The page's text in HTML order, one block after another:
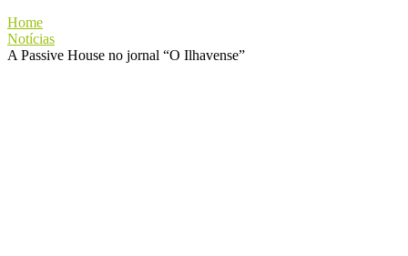
Home
Notícias
A Passive House no jornal “O Ilhavense”